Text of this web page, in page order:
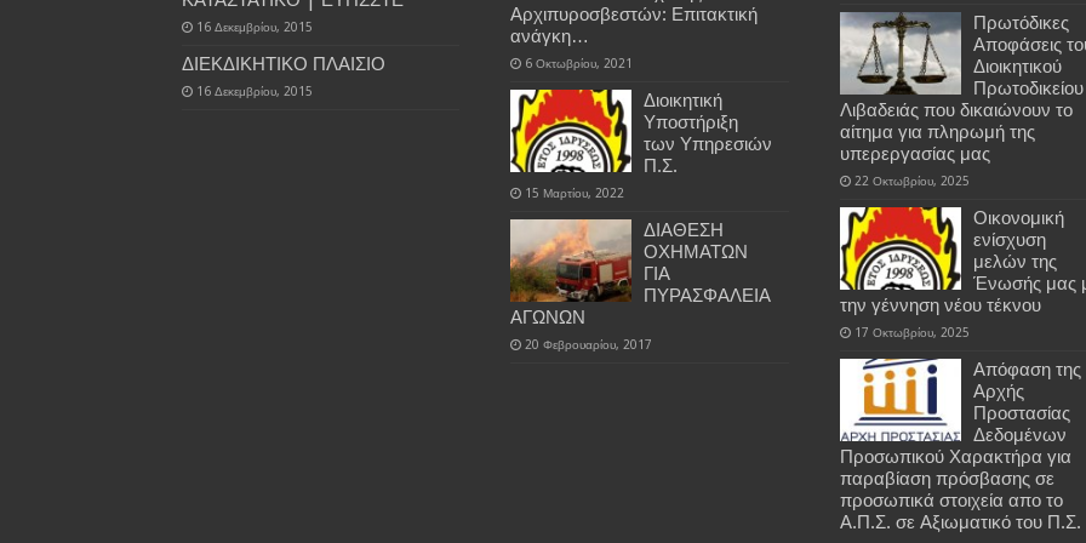
16 Δεκεμβρίου, 2015
ΔΙΕΚΔΙΚΗΤΙΚΟ ΠΛΑΙΣΙΟ
16 Δεκεμβρίου, 2015
Αρχιπυροσβεστών: Επιτακτική
ανάγκη…
6 Οκτωβρίου, 2021
Διοικητική
Υποστήριξη
των Υπηρεσιών
Π.Σ.
15 Μαρτίου, 2022
ΔΙΑΘΕΣΗ
ΟΧΗΜΑΤΩΝ
ΓΙΑ
ΠΥΡΑΣΦΑΛΕΙΑ
ΑΓΩΝΩΝ
20 Φεβρουαρίου, 2017
Πρωτόδικες
Αποφάσεις
Διοικητικού
Πρωτοδικείου
Λιβαδειάς που δικαιώνουν το
αίτημα για πληρωμή της
υπερεργασίας μας
22 Οκτωβρίου, 2025
Οικονομική
ενίσχυση
μελών της
Ένωσής μας
την γέννηση νέου τέκνου
17 Οκτωβρίου, 2025
Απόφαση της
Αρχής
Προστασίας
Δεδομένων
Προσωπικού Χαρακτήρα για
παραβίαση πρόσβασης σε
προσωπικά στοιχεία απο το
Α.Π.Σ. σε Αξιωματικό του Π.Σ.